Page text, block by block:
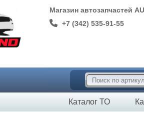
Магазин автозапчастей
+7 (342) 535-91-55
Каталог ТО